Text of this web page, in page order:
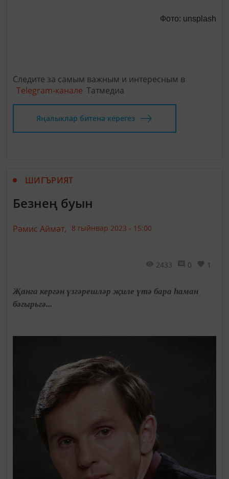
Фото: unsplash
Следите за самым важным и интересным в
Telegram-канале Татмедиа
Яңалыклар битенә керегез
ШИГЪРИЯТ
Безнең буын
Рәмис Аймәт, 8 гыйнвар 2023 - 15:00
2433 0 1
Җанга кергән үзгәрешләр җиле үтә бара һаман
бәгырьгә...